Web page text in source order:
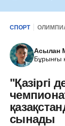
СПОРТ
Асылан
Бұрынғы
"Қазіргі
сынады